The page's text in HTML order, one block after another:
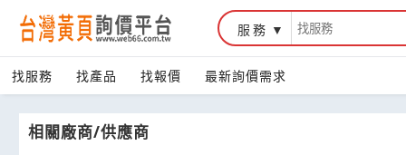
台灣黃頁詢價平台
服務
找服務 找產品 找報價 最新詢價需求
相關廠商/供應商